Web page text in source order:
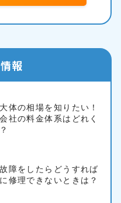
報
体の相場を知りたい！
社の料金体系はどれく
障をしたらどうすれば
修理できないときは？